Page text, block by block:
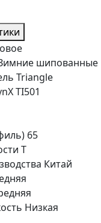
шипованные
Triangle
TI501
65
T
Китай
Низкая